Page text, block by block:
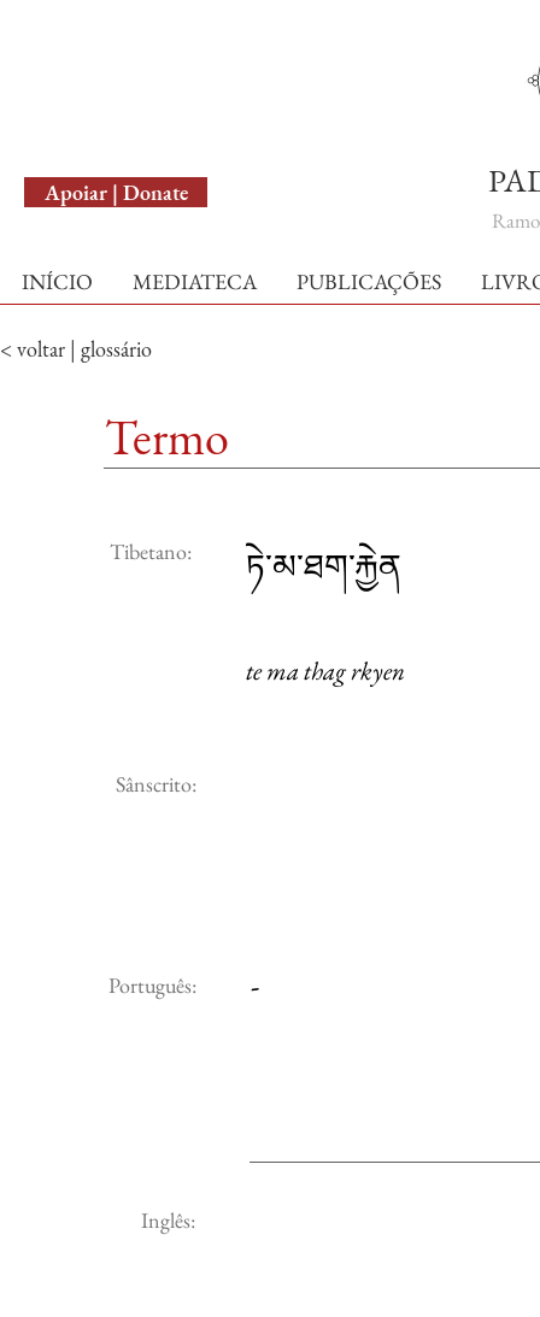
Apoiar | Donate
INÍCIO MEDIATECA PUBLICAÇÕES
< voltar | glossário
Termo
Tibetano: ཏེ་མ་ཐག་རྐྱེན
te ma thag rkyen
Sânscrito:
Português: -
Inglês: